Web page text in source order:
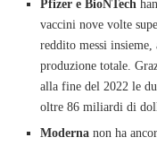
Pfizer e BioNTech
vaccini nove volte
reddito messi insieme,
produzione totale.
alla fine del 2022 le
oltre 86 miliardi di
Moderna non ha